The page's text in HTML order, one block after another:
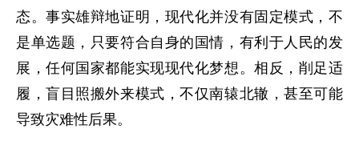
态。事实雄辩地证明，现代化并没有固定模式，不
是单选题，只要符合自身的国情，有利于人民的发
展，任何国家都能实现现代化梦想。相反，削足适
履，盲目照搬外来模式，不仅南辕北辙，甚至可能
导致灾难性后果。